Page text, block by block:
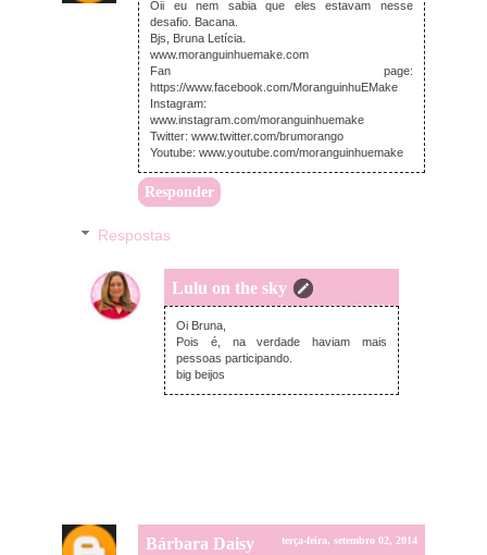
Oii eu nem sabia que eles estavam nesse
desafio. Bacana.
Bjs, Bruna Letícia.
www.moranguinhuemake.com
Fan page:
https://www.facebook.com/MoranguinhuEMake
Instagram:
www.instagram.com/moranguinhuemake
Twitter: www.twitter.com/brumorango
Youtube: www.youtube.com/moranguinhuemake
Responder
Respostas
Lulu on the sky
terça-feira, setembro 02, 2014
Oi Bruna,
Pois é, na verdade haviam mais
pessoas participando.
big beijos
Bárbara Daisy terça-feira, setembro 02, 2014